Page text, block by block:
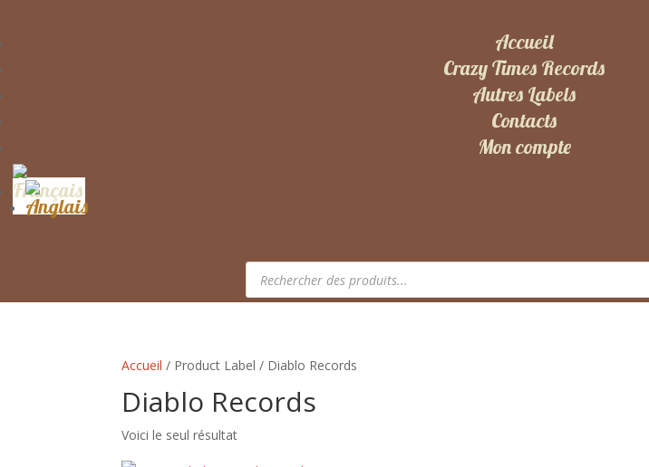
Accueil
Crazy Times Records
Autres Labels
Contacts
Mon compte
Recherche
produits
Accueil / Product Label / Diablo Records
Diablo Records
Voici le seul résultat